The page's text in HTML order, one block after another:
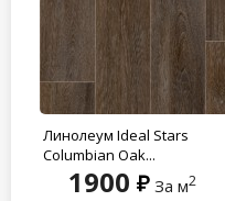
Линолеум Ideal Stars
Columbian Oak...
1900 За м2